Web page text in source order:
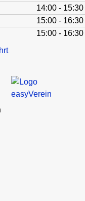
14:00 - 15:30
15:00 - 16:30
15:00 - 16:30